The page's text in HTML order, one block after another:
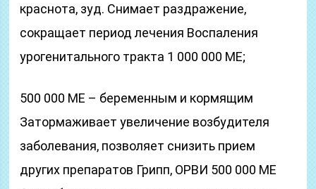
краснота, зуд. Снимает раздражение,
сокращает период лечения Воспаления
урогенитального тракта 1 000 000 ME;
500 000 ME – беременным и кормящим
Затормаживает увеличение возбудителя
заболевания, позволяет снизить прием
других препаратов Грипп, ОРВИ 500 000 ME